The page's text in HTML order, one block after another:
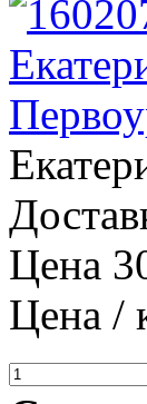
Цена
Цена /